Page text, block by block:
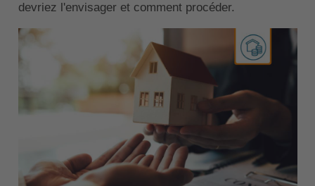
devriez l'envisager et comment procéder.